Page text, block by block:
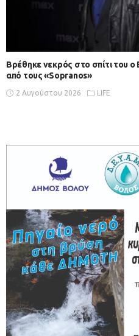
Βρέθηκε νεκρός στο σπίτι του
από τους «Sopranos»
2 Αυγούστου 2026 LIFE